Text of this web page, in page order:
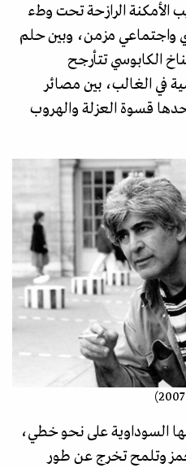
الأمكنة الرازحة تحت وطء
واجتماعي مزمن، وبين حلم
الكابوسي تتأرجح
في الغالب، بين مصائر
قسوة العزلة والهروب
السوداوية على نحو خطي،
وتلمح تخرج عن طور